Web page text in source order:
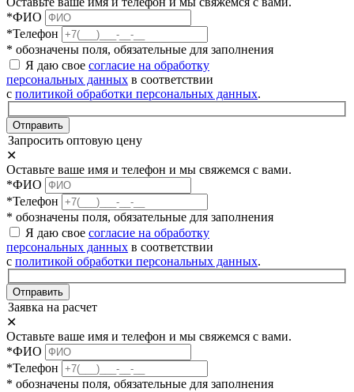
*ФИО
*Телефон
* обозначены поля, обязательные для заполнения
Я даю свое согласие на обработку
персональных данных в соответствии
с политикой обработки персональных данных.
Отправить
Запросить оптовую цену
✕
Оставьте ваше имя и телефон и мы свяжемся с вами.
*ФИО
*Телефон
* обозначены поля, обязательные для заполнения
Я даю свое согласие на обработку
персональных данных в соответствии
с политикой обработки персональных данных.
Отправить
Заявка на расчет
✕
Оставьте ваше имя и телефон и мы свяжемся с вами.
*ФИО
*Телефон
* обозначены поля, обязательные для заполнения